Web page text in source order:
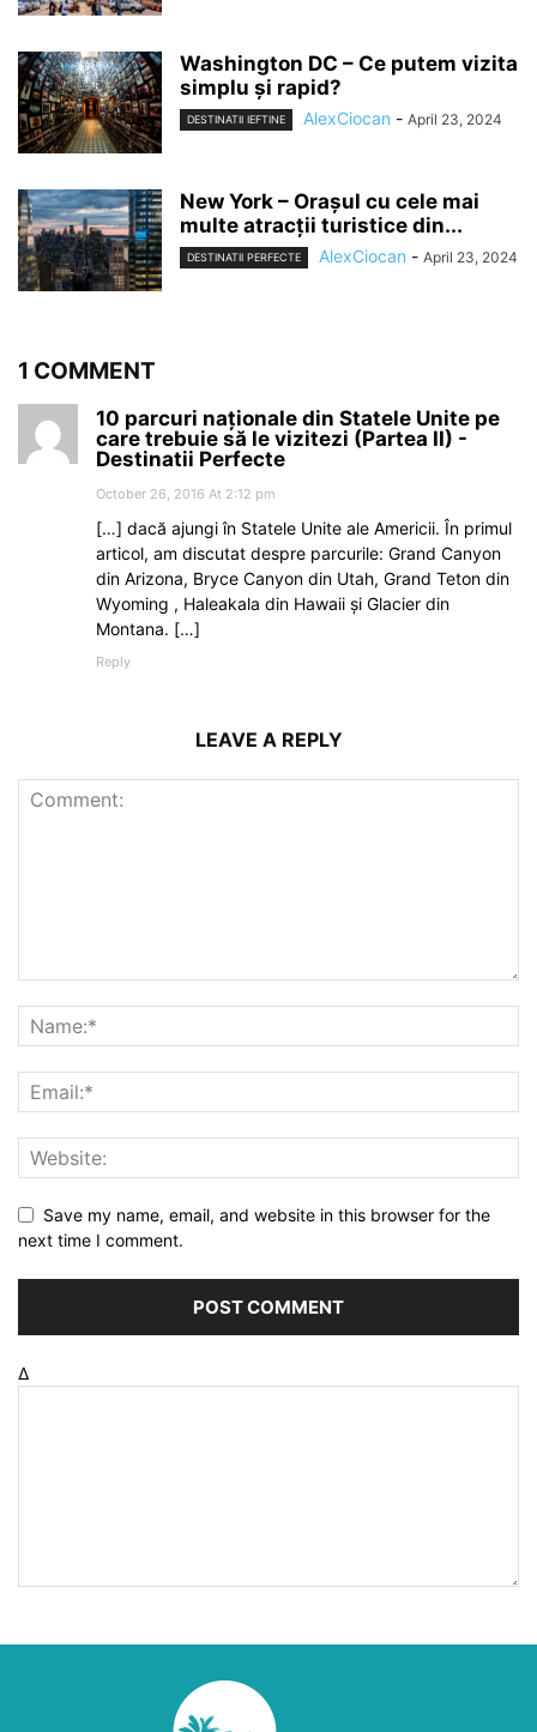
Washington DC – Ce putem vizita
simplu și rapid?
DESTINATII IEFTINE AlexCiocan - April 23, 2024
New York – Orașul cu cele mai
multe atracții turistice din...
DESTINATII PERFECTE AlexCiocan - April 23, 2024
1 COMMENT
10 parcuri naționale din Statele Unite pe
care trebuie să le vizitezi (Partea II) -
Destinatii Perfecte
October 26, 2016 At 2:12 pm
[…] dacă ajungi în Statele Unite ale Americii. În primul
articol, am discutat despre parcurile: Grand Canyon
din Arizona, Bryce Canyon din Utah, Grand Teton din
Wyoming , Haleakala din Hawaii și Glacier din
Montana. […]
Reply
LEAVE A REPLY
Save my name, email, and website in this browser for the
next time I comment.
Δ